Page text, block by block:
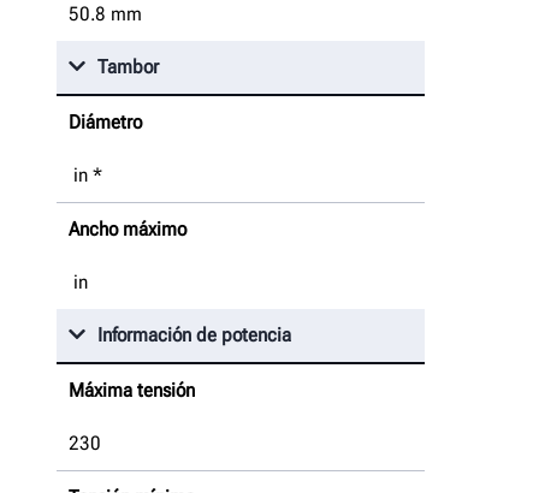
50.8 mm
Tambor
Diámetro
in *
Ancho máximo
in
Información de potencia
Máxima tensión
230